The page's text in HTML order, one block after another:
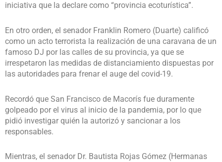
iniciativa que la declare como “provincia ecoturística”.
En otro orden, el senador Franklin Romero (Duarte) calificó
como un acto terrorista la realización de una caravana de un
famoso DJ por las calles de su provincia, ya que se
irrespetaron las medidas de distanciamiento dispuestas por
las autoridades para frenar el auge del covid-19.
Recordó que San Francisco de Macorís fue duramente
golpeado por el virus al inicio de la pandemia, por lo que
pidió investigar quién la autorizó y sancionar a los
responsables.
Mientras, el senador Dr. Bautista Rojas Gómez (Hermanas